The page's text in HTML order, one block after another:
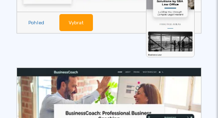
Pohled Vybrat